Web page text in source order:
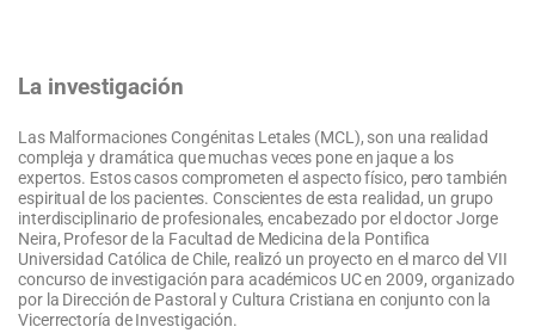
La investigación
Las Malformaciones Congénitas Letales (MCL), son una realidad
compleja y dramática que muchas veces pone en jaque a los
expertos. Estos casos comprometen el aspecto físico, pero también
espiritual de los pacientes. Conscientes de esta realidad, un grupo
interdisciplinario de profesionales, encabezado por el doctor Jorge
Neira, Profesor de la Facultad de Medicina de la Pontifica
Universidad Católica de Chile, realizó un proyecto en el marco del VII
concurso de investigación para académicos UC en 2009, organizado
por la Dirección de Pastoral y Cultura Cristiana en conjunto con la
Vicerrectoría de Investigación.